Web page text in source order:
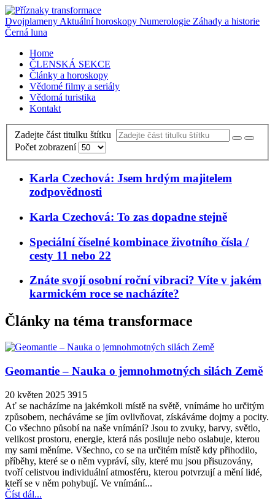
Dvojplameny Aktuální horoskopy Numerologie Záhady a historie
Černá luna
Home
ČLENSKÁ SEKCE
Články a horoskopy
Vědomé filmy a seriály
Vědomá turistika
Kontakt
Zadejte část titulku štítku
Počet zobrazení
Karla Czechová: Jsem hrdým majitelem
zodpovědnosti
Karla Czechová: To zas dopadne stejně
Speciální číselné kombinace životního čísla /
cesty 11 nebo 22
Znáte svojí osobní roční vibraci? Víte v jakém
karmickém roce se nacházíte?
Články na téma transformace
Geomantie – Nauka o jemnohmotných silách Země
20 květen 2025 3915
Ať se nacházíme na jakémkoli místě na světě, vnímáme ho určitým
způsobem, necháváme se jím ovlivňovat, získáváme dojmy a pocity.
Co všechno působí na naše vnímání? Jsou to zvuky, barvy, světlo,
velikost prostoru, energie, která nás posiluje nebo oslabuje, kterou
my sami měníme. Všechno, co se na určitém místě kdy přihodilo,
příběhy, které se o něm vypráví, síly, které mu jsou přisuzovány,
tvoří celistvou individuální atmosféru, kterou potvrzují a mění lidé,
kteří se v něm pohybují. Ve vnímání...
Číst dál...